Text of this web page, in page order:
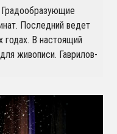
Градообразующие
Последний ведет
годах. В настоящий
живописи. Гаврилов-